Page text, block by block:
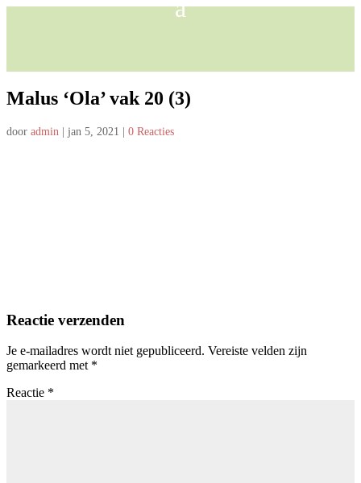
Malus ‘Ola’ vak 20 (3)
door admin jan 5, 2021 0 Reacties
Reactie verzenden
Je e-mailadres wordt niet gepubliceerd. Vereiste velden zijn
gemarkeerd met *
Reactie *